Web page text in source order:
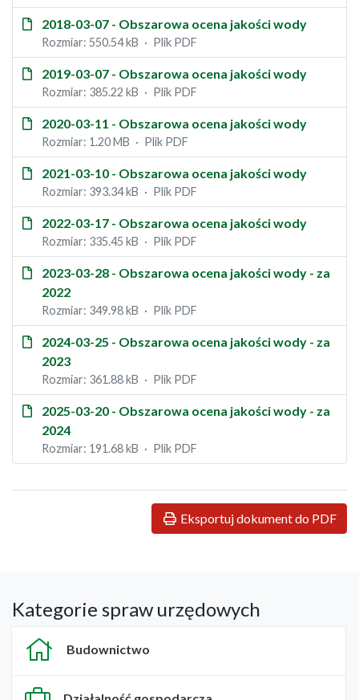
2018-03-07 - Obszarowa ocena jakości wody
Rozmiar: 550.54 kB Plik PDF
2019-03-07 - Obszarowa ocena jakości wody
Rozmiar: 385.22 kB Plik PDF
2020-03-11 - Obszarowa ocena jakości wody
Rozmiar: 1.20 MB Plik PDF
2021-03-10 - Obszarowa ocena jakości wody
Rozmiar: 393.34 kB Plik PDF
2022-03-17 - Obszarowa ocena jakości wody
Rozmiar: 335.45 kB Plik PDF
2023-03-28 - Obszarowa ocena jakości wody - za
2022
Rozmiar: 349.98 kB Plik PDF
2024-03-25 - Obszarowa ocena jakości wody - za
2023
Rozmiar: 361.88 kB Plik PDF
2025-03-20 - Obszarowa ocena jakości wody - za
2024
Rozmiar: 191.68 kB Plik PDF
Eksportuj dokument do PDF
Kategorie spraw urzędowych
Budownictwo